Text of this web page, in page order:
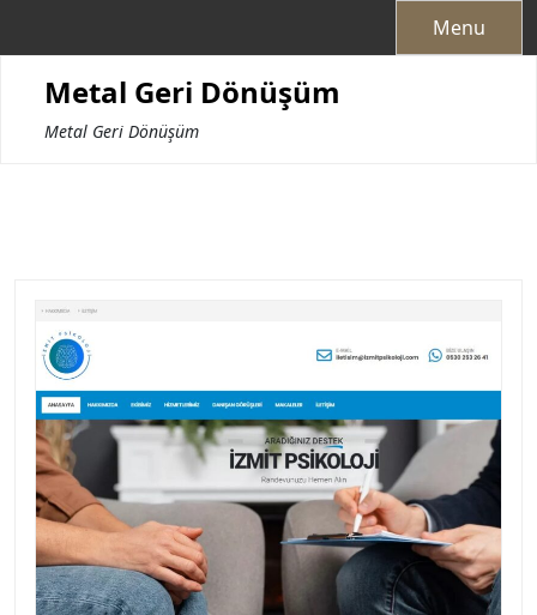
Menu
Metal Geri Dönüşüm
Metal Geri Dönüşüm